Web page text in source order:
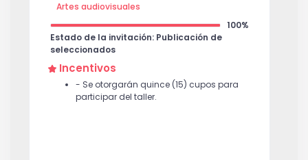
Artes audiovisuales
100%
Estado de la invitación: Publicación de
seleccionados
Incentivos
- Se otorgarán quince (15) cupos para
participar del taller.